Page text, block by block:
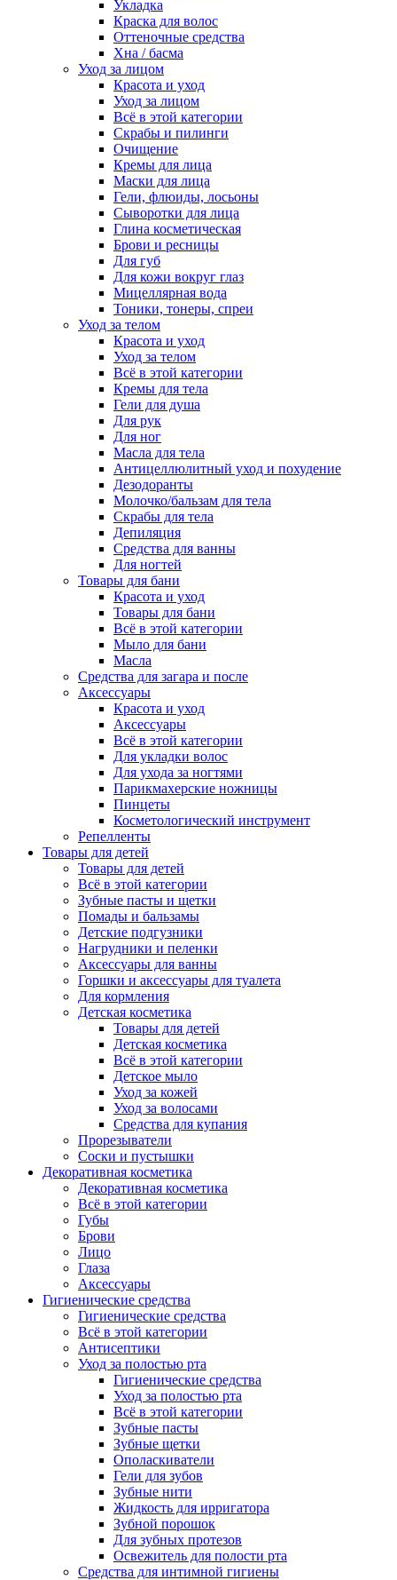
Укладка
Краска для волос
Оттеночные средства
Хна / басма
Уход за лицом
Красота и уход
Уход за лицом
Всё в этой категории
Скрабы и пилинги
Очищение
Кремы для лица
Маски для лица
Гели, флюиды, лосьоны
Сыворотки для лица
Глина косметическая
Брови и ресницы
Для губ
Для кожи вокруг глаз
Мицеллярная вода
Тоники, тонеры, спреи
Уход за телом
Красота и уход
Уход за телом
Всё в этой категории
Кремы для тела
Гели для душа
Для рук
Для ног
Масла для тела
Антицеллюлитный уход и похудение
Дезодоранты
Молочко/бальзам для тела
Скрабы для тела
Депиляция
Средства для ванны
Для ногтей
Товары для бани
Красота и уход
Товары для бани
Всё в этой категории
Мыло для бани
Масла
Средства для загара и после
Аксессуары
Красота и уход
Аксессуары
Всё в этой категории
Для укладки волос
Для ухода за ногтями
Парикмахерские ножницы
Пинцеты
Косметологический инструмент
Репелленты
Товары для детей
Товары для детей
Всё в этой категории
Зубные пасты и щетки
Помады и бальзамы
Детские подгузники
Нагрудники и пеленки
Аксессуары для ванны
Горшки и аксессуары для туалета
Для кормления
Детская косметика
Товары для детей
Детская косметика
Всё в этой категории
Детское мыло
Уход за кожей
Уход за волосами
Средства для купания
Прорезыватели
Соски и пустышки
Декоративная косметика
Декоративная косметика
Всё в этой категории
Губы
Брови
Лицо
Глаза
Аксессуары
Гигиенические средства
Гигиенические средства
Всё в этой категории
Антисептики
Уход за полостью рта
Гигиенические средства
Уход за полостью рта
Всё в этой категории
Зубные пасты
Зубные щетки
Ополаскиватели
Гели для зубов
Зубные нити
Жидкость для ирригатора
Зубной порошок
Для зубных протезов
Освежитель для полости рта
Средства для интимной гигиены